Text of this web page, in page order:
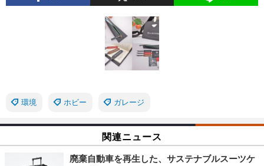
環境 ホビー ガレージ
関連ニュース
廃棄自動車を再生した、サステナブルスーツケ